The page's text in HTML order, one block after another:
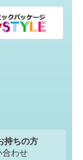
持ちの方
合わせ